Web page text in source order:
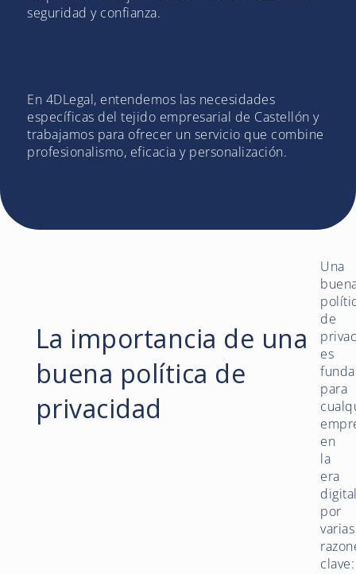
seguridad y confianza.
En 4DLegal, entendemos las necesidades
específicas del tejido empresarial de Castellón y
trabajamos para ofrecer un servicio que combine
profesionalismo, eficacia y personalización.
La importancia de una
buena política de
privacidad
Una
de
es
para
en
la
era
por
varias
clave: